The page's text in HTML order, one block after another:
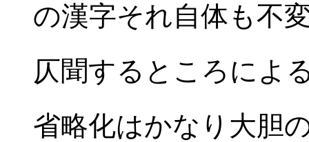
の漢字それ自体も不
仄聞するところによ
省略化はかなり大胆